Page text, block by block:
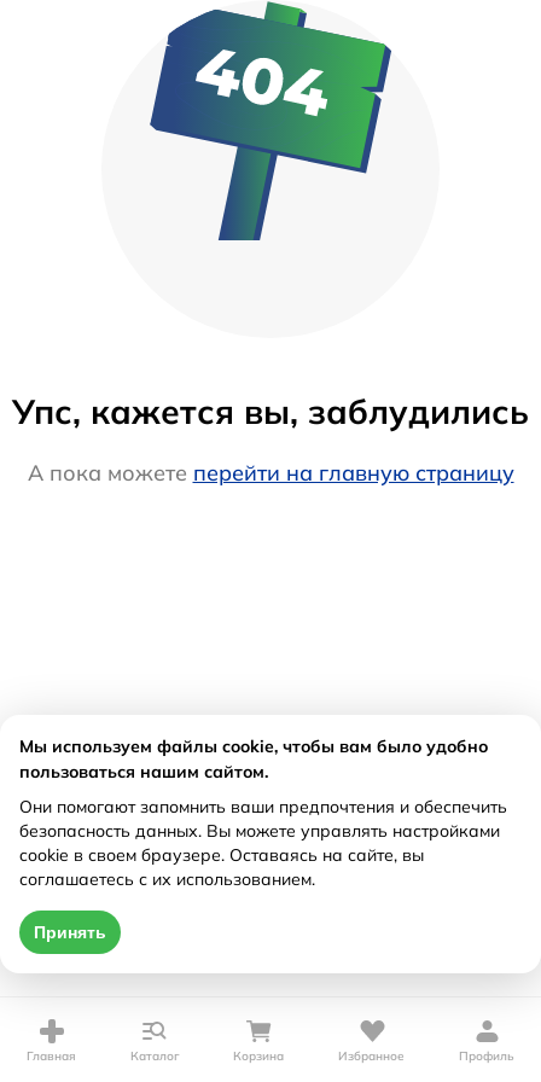
Упс, кажется вы, заблудились
А пока можете перейти на главную страницу
Главная Каталог Корзина Избранное Профиль
Мы используем файлы cookie, чтобы вам было удобно
пользоваться нашим сайтом.
Они помогают запомнить ваши предпочтения и обеспечить
безопасность данных. Вы можете управлять настройками
cookie в своем браузере. Оставаясь на сайте, вы
соглашаетесь с их использованием.
Принять